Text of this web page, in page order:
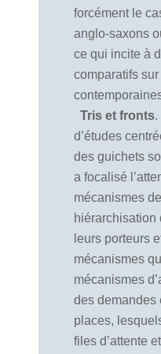
forcément le
anglo-saxons
ce qui incite à
comparatifs
Tris et fronts.
d’études
des guichets
a focalisé
mécanismes
hiérarchisation
leurs porteurs
mécanismes
mécanismes
des demandes
places,
files d’attente